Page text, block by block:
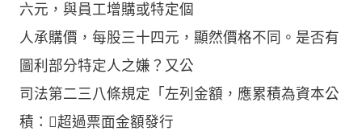
六元，與員工增購或特定個
人承購價，每股三十四元，顯然價格不同。是否有
圖利部分特定人之嫌？又公
司法第二三八條規定「左列金額，應累積為資本公
積：超過票面金額發行